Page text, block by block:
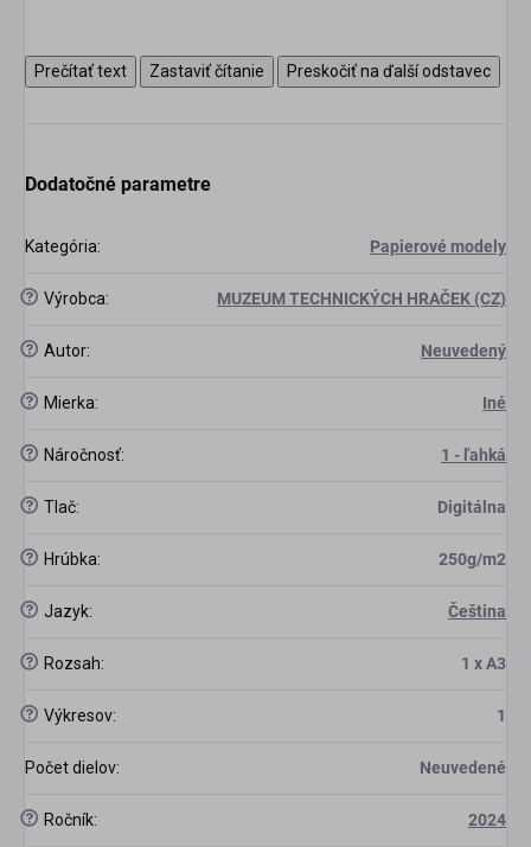
Prečítať text Zastaviť čítanie Preskočiť na ďalší odstavec
Dodatočné parametre
Kategória: Papierové modely
? Výrobca: MUZEUM TECHNICKÝCH HRAČEK (CZ)
? Autor: Neuvedený
? Mierka: Iné
? Náročnosť: 1 - ľahká
? Tlač: Digitálna
? Hrúbka: 250g/m2
? Jazyk: Čeština
? Rozsah: 1 x A3
? Výkresov: 1
Počet dielov: Neuvedené
? Ročník: 2024